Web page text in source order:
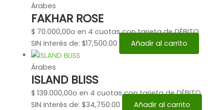
Árabes
FAKHAR ROSE
$ 70.000,00o en 4 cuotas con tarjeta de DÉBITO
SIN interés de: $17,500.00
Añadir al carrito
Árabes
ISLAND BLISS
$ 139.000,00o en 4 cuotas con tarjeta de DÉBITO
SIN interés de: $34,750.00
Añadir al carrito